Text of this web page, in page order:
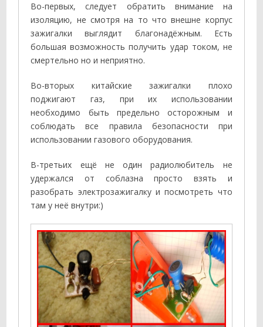
Во-первых, следует обратить внимание на
изоляцию, не смотря на то что внешне корпус
зажигалки выглядит благонадёжным. Есть
большая возможность получить удар током, не
смертельно но и неприятно.
Во-вторых китайские зажигалки плохо
поджигают газ, при их использовании
необходимо быть предельно осторожным и
соблюдать все правила безопасности при
использовании газового оборудования.
В-третьих ещё не один радиолюбитель не
удержался от соблазна просто взять и
разобрать электрозажигалку и посмотреть что
там у неё внутри:)